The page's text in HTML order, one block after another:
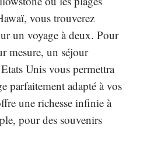
vous trouverez
un voyage à deux. Pour
mesure, un séjour
Unis vous permettra
parfaitement adapté à vos
une richesse infinie à
pour des souvenirs